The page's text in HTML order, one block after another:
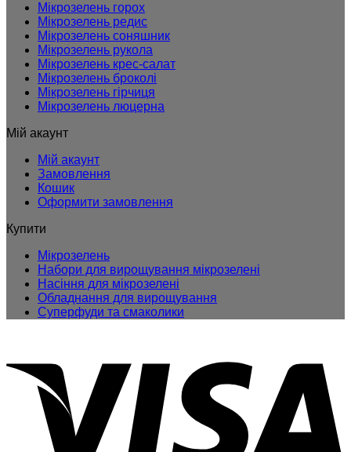
Мікрозелень горох
Мікрозелень редис
Мікрозелень соняшник
Мікрозелень рукола
Мікрозелень крес-салат
Мікрозелень броколі
Мікрозелень гірчиця
Мікрозелень люцерна
Мій акаунт
Мій акаунт
Замовлення
Кошик
Оформити замовлення
Купити
Мікрозелень
Набори для вирощування мікрозелені
Насіння для мікрозелені
Обладнання для вирощування
Суперфуди та смаколики